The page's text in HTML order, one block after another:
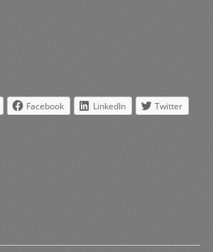
Facebook LinkedIn
Twitter